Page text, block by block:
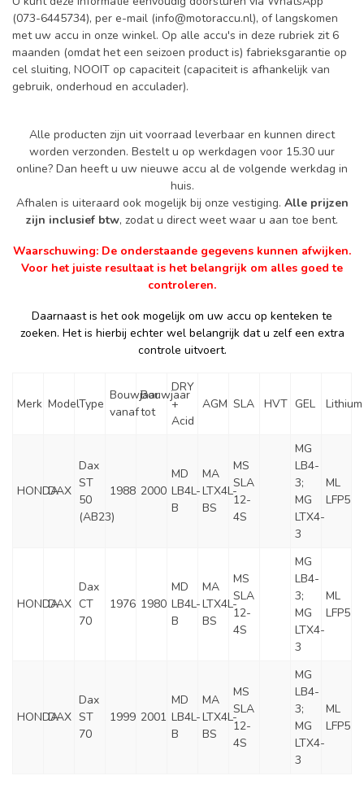
(073-6445734), per e-mail (info@motoraccu.nl), of langskomen
met uw accu in onze winkel. Op alle accu's in deze rubriek zit 6
maanden (omdat het een seizoen product is) fabrieksgarantie op
cel sluiting, NOOIT op capaciteit (capaciteit is afhankelijk van
gebruik, onderhoud en acculader).
Alle producten zijn uit voorraad leverbaar en kunnen direct
worden verzonden. Bestelt u op werkdagen voor 15.30 uur
online? Dan heeft u uw nieuwe accu al de volgende werkdag in
huis.
Afhalen is uiteraard ook mogelijk bij onze vestiging. Alle prijzen
zijn inclusief btw, zodat u direct weet waar u aan toe bent.
Waarschuwing: De onderstaande gegevens kunnen afwijken.
Voor het juiste resultaat is het belangrijk om alles goed te
controleren.
Daarnaast is het ook mogelijk om uw accu op kenteken te
zoeken. Het is hierbij echter wel belangrijk dat u zelf een extra
controle uitvoert.
Merk ModelType
Bouwjaar
vanaf
Bouwjaar
tot
DRY
+
Acid
AGM SLA HVT GEL Lithium
HONDADAX
Dax
ST
50
(AB23)
1988 2000
MD
LB4L-
B
MA
LTX4L-
BS
MS
SLA
12-
4S
MG
LB4-
3;
MG
LTX4-
3
ML
LFP5
HONDADAX
Dax
CT
70
1976 1980
MD
LB4L-
B
MA
LTX4L-
BS
MS
SLA
12-
4S
MG
LB4-
3;
MG
LTX4-
3
ML
LFP5
HONDADAX
Dax
ST
70
1999 2001
MD
LB4L-
B
MA
LTX4L-
BS
MS
SLA
12-
4S
MG
LB4-
3;
MG
LTX4-
3
ML
LFP5